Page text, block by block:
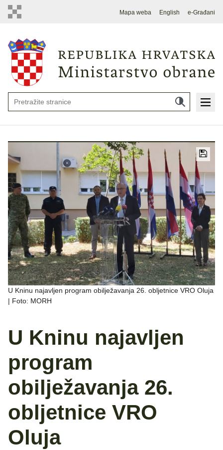
Mapa weba English e-Građani
U Kninu najavljen program obilježavanja 26. obljetnice VRO Oluja
| Foto: MORH
U Kninu najavljen
program
obilježavanja 26.
obljetnice VRO
Oluja